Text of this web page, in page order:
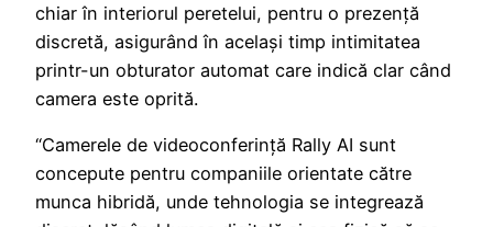
chiar în interiorul peretelui, pentru o prezență
discretă, asigurând în același timp intimitatea
printr-un obturator automat care indică clar când
camera este oprită.
“Camerele de videoconferință Rally AI sunt
concepute pentru companiile orientate către
munca hibridă, unde tehnologia se integrează